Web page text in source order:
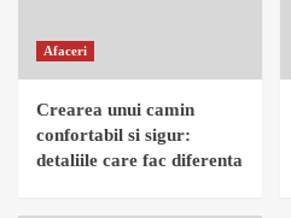
Afaceri
Crearea unui camin
confortabil si sigur:
detaliile care fac diferenta